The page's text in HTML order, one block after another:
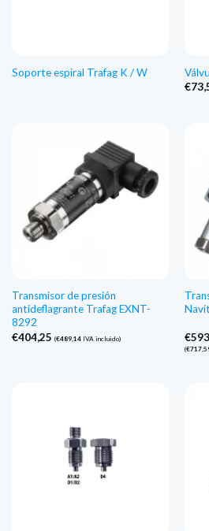
Soporte espiral Trafag K / W
€
Transmisor de presión
antideflagrante Trafag EXNT-
8292
€404,25 (€489,14IVA incluido) €
(€